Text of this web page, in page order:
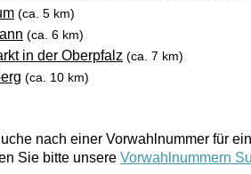
(ca. 5 km)
(ca. 6 km)
in der Oberpfalz (ca. 7 km)
(ca. 10 km)
nach einer Vorwahlnummer für
Sie bitte unsere Vorwahlnummern